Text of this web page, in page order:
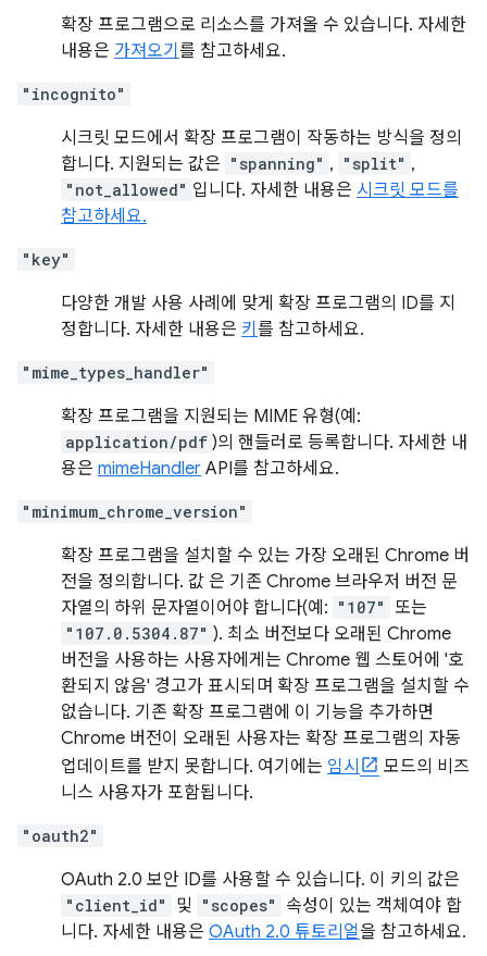
확장 프로그램으로 리소스를 가져올 수 있습니다. 자세한
내용은 가져오기 를 참고하세요.
"incognito"
시크릿 모드에서 확장 프로그램이 작동하는 방식을 정의
합니다. 지원되는 값은 "spanning" , "split" ,
"not_allowed" 입니다. 자세한 내용은 시크릿 모드를
참고하세요.
"key"
다양한 개발 사용 사례에 맞게 확장 프로그램의 ID를 지
정합니다. 자세한 내용은 키 를 참고하세요.
"mime_types_handler"
확장 프로그램을 지원되는 MIME 유형(예:
application/pdf )의 핸들러로 등록합니다. 자세한 내
용은 mimeHandler API를 참고하세요.
"minimum_chrome_version"
확장 프로그램을 설치할 수 있는 가장 오래된 Chrome 버
전을 정의합니다. 값 은 기존 Chrome 브라우저 버전 문
자열의 하위 문자열이어야 합니다(예: "107" 또는
"107.0.5304.87" ). 최소 버전보다 오래된 Chrome
버전을 사용하는 사용자에게는 Chrome 웹 스토어에 '호
환되지 않음' 경고가 표시되며 확장 프로그램을 설치할 수
없습니다. 기존 확장 프로그램에 이 기능을 추가하면
Chrome 버전이 오래된 사용자는 확장 프로그램의 자동
업데이트를 받지 못합니다. 여기에는 임시
모드의 비즈
니스 사용자가 포함됩니다.
"oauth2"
OAuth 2.0 보안 ID를 사용할 수 있습니다. 이 키의 값은
"client_id" 및 "scopes"
속성이 있는 객체여야 합
니다. 자세한 내용은 OAuth 2.0 튜토리얼을 참고하세요.